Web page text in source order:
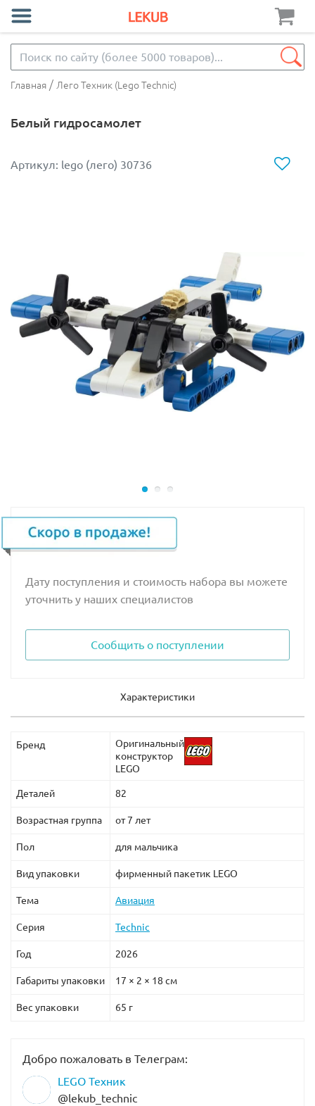
Главная / Лего Техник (Lego Technic)
Белый гидросамолет
Артикул: lego (лего) 30736
Дату поступления и стоимость набора вы можете
уточнить у наших специалистов
Сообщить о поступлении
Характеристики
Бренд
Оригинальный
конструктор
LEGO
Деталей 82
Возрастная группа от 7 лет
Пол для мальчика
Вид упаковки фирменный пакетик LEGO
Тема Авиация
Серия Technic
Год 2026
Габариты упаковки 17 × 2 × 18 см
Вес упаковки 65 г
Добро пожаловать в Телеграм:
LEGO Техник
@lekub_technic